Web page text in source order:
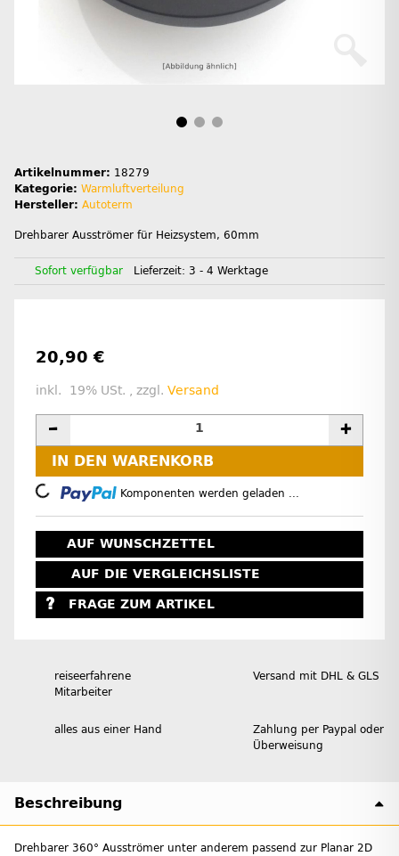
Artikelnummer: 18279
Kategorie: Warmluftverteilung
Hersteller: Autoterm
Drehbarer Ausströmer für Heizsystem, 60mm
Sofort verfügbar Lieferzeit: 3 - 4 Werktage
20,90 €
inkl. 19% USt. , zzgl. Versand
IN DEN WARENKORB
Loading... Komponenten werden geladen ...
AUF WUNSCHZETTEL
AUF DIE VERGLEICHSLISTE
FRAGE ZUM ARTIKEL
reiseerfahrene
Mitarbeiter
Versand mit DHL & GLS
alles aus einer Hand
Zahlung per Paypal oder
Überweisung
Beschreibung
Drehbarer 360° Ausströmer unter anderem passend zur Planar 2D